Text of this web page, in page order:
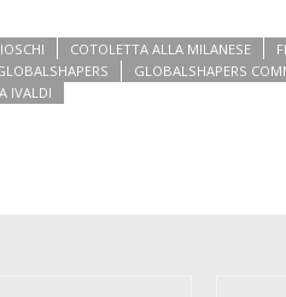
COTOLETTA ALLA MILANESE
GLOBALSHAPERS
IVALDI